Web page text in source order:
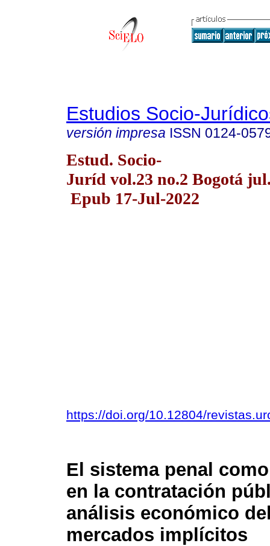
Estudios Socio-
versión impresa ISSN 0124-
Estud. Socio-
Juríd vol.23 no.2 Bogotá
Epub 17-Jul-2022
https://doi.org/10.12804/
El sistema penal
en la contratación
análisis económico
mercados implícitos